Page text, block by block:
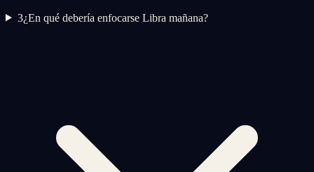
3¿En qué debería enfocarse Libra mañana?